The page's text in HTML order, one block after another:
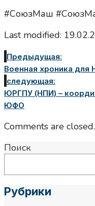
#СоюзМаш
Last modified:
Предыдущая:
Военная хроника для
следующая:
ЮРГПУ (НПИ) –
ЮФО
Comments are closed.
Поиск
Рубрики